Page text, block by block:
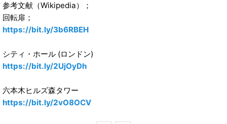
参考文献（Wikipedia）；
回転扉；
https://bit.ly/3b6RBEH
シティ・ホール (ロンドン)
https://bit.ly/2UjOyDh
六本木ヒルズ森タワー
https://bit.ly/2vO8OCV